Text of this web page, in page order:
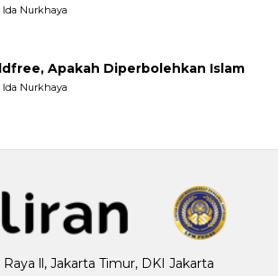
Ida Nurkhaya
Apakah Diperbolehkan Islam
Ida Nurkhaya
ll, Jakarta Timur, DKI Jakarta